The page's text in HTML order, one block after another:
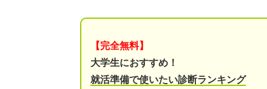
【完全無料】
大学生におすすめ！
就活準備で使いたい診断ランキング